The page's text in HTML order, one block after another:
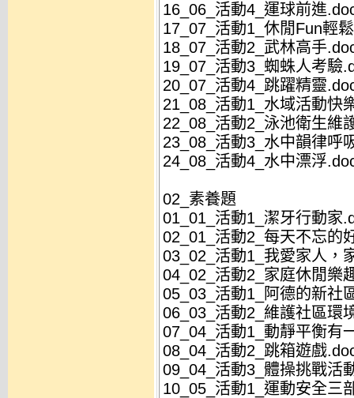
16_06_活動4_運球前進
17_07_活動1_休閒Fun輕
18_07_活動2_武林高手
19_07_活動3_蜘蛛人考驗
20_07_活動4_跳躍精靈
21_08_活動1_水域活動快
22_08_活動2_泳池衛生維
23_08_活動3_水中韻律呼
24_08_活動4_水中漂浮
02_素養題
01_01_活動1_潔牙行動家
02_01_活動2_每天不忘的
03_02_活動1_我愛家人，
04_02_活動2_家庭休閒樂
05_03_活動1_阿德的新社
06_03_活動2_維護社區環
07_04_活動1_動靜平衡有
08_04_活動2_跳箱遊戲
09_04_活動3_體操挑戰活
10_05_活動1_運動安全三